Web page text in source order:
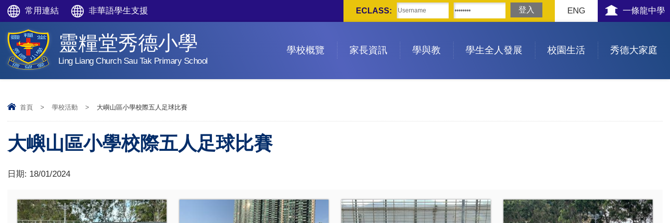
常用連結 非華語學生支援 一條龍中學
ENG
ECLASS:
靈糧堂秀德小學
Ling Liang Church Sau Tak Primary School
學校概覽 家長資訊 學與教 學生全人發展 校園生活 秀德大家庭
首頁 > 學校活動 > 大嶼山區小學校際五人足球比賽
大嶼山區小學校際五人足球比賽
日期: 18/01/2024